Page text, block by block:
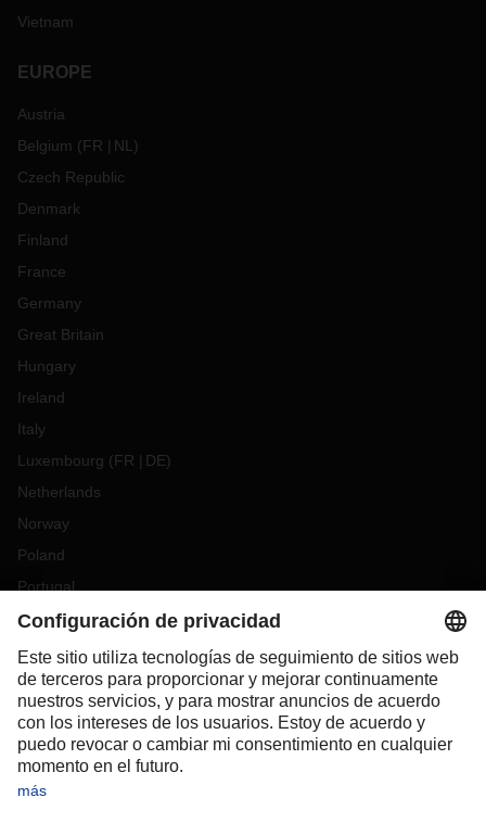
Vietnam
EUROPE
Austria
Belgium (FR NL )
Czech Republic
Denmark
Finland
France
Germany
Great Britain
Hungary
Ireland
Italy
Luxembourg (FR DE)
Netherlands
Norway
Poland
Portugal
Romania
Slovakia
Spain
Sweden
Switzerland (DE FR)
Türkiye